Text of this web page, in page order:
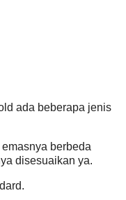
ada beberapa jenis
berbeda
disesuaikan ya.